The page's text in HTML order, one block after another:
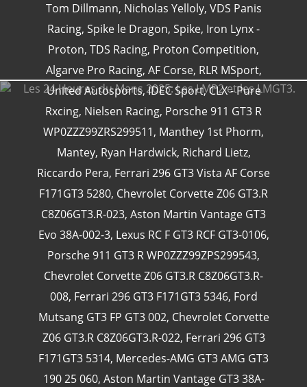
Tom Dillmann, Nicholas Yelloly, VDS Panis
Racing, Spike le Dragon, Spike, Iron Lynx -
Proton, TDS Racing, Proton Competition,
Algarve Pro Racing, AF Corse, RLR MSport,
United Autosports,IDEC Sport,CLX - Pure
Rxcing, Nielsen Racing, Porsche 911 GT3 R
WP0ZZZ99ZRS299511, Manthey 1st Phorm,
Mantey, Ryan Hardwick, Richard Lietz,
Riccardo Pera, Ferrari 296 GT3 Vista AF Corse
F171GT3 5280, Chevrolet Corvette Z06 GT3.R
C8Z06GT3.R-023, Aston Martin Vantage GT3
Evo 38A-002-3, Lexus RC F GT3 RCF GT3-0106,
Porsche 911 GT3 R WP0ZZZ99ZPS299543,
Chevrolet Corvette Z06 GT3.R C8Z06GT3.R-
008, Ferrari 296 GT3 F171GT3 5346, Ford
Mutsang GT3 FP GT3 002, Chevrolet Corvette
Z06 GT3.R C8Z06GT3.R-022, Ferrari 296 GT3
F171GT3 5314, Mercedes-AMG GT3 AMG GT3
190 25 060, Aston Martin Vantage GT3 38A-
CATÉGORIES
24 Heures Du Mans(18)
Henri Pescarolo(8)
24 Heures Du Mans 1963(5)
24 Heures Du Mans 1967(5)
Artcar(5)